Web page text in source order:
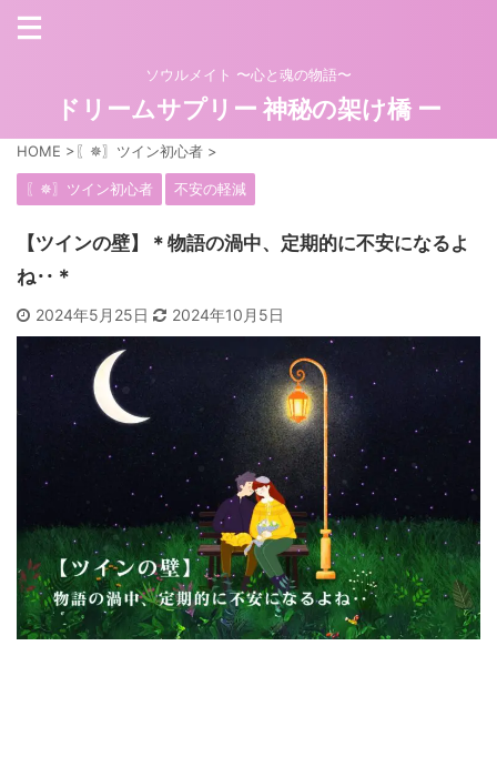
ソウルメイト 〜心と魂の物語〜
ドリームサプリー 神秘の架け橋 ー
HOME >〖✵〗ツイン初心者 >
〖✵〗ツイン初心者 不安の軽減
【ツインの壁】＊物語の渦中、定期的に不安になるよ
ね‥＊
2024年5月25日 2024年10月5日